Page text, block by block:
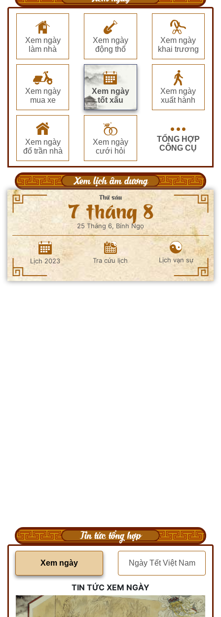
Xem ngày
làm nhà
Xem ngày
động thổ
Xem ngày
khai trương
Xem ngày
mua xe
Xem ngày
tốt xấu
Xem ngày
xuất hành
Xem ngày
đổ trần nhà
Xem ngày
cưới hỏi
TỔNG HỢP
CÔNG CỤ
Xem lịch âm dương
Thứ sáu
7 tháng 8
25 Tháng 6, Bính Ngọ
Lịch 2023 Tra cứu lịch Lịch vạn sự
Tin tức tổng hợp
Xem ngày Ngày Tết Việt Nam
TIN TỨC XEM NGÀY